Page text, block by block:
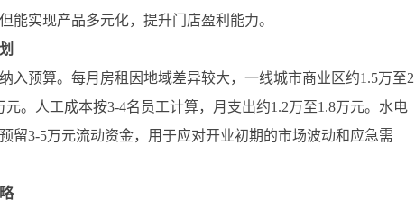
能实现产品多元化，提升门店盈利能力。
预算。每月房租因地域差异较大，一线城市商业区约1.5万至2
元。人工成本按3-4名员工计算，月支出约1.2万至1.8万元。水电
留3-5万元流动资金，用于应对开业初期的市场波动和应急需